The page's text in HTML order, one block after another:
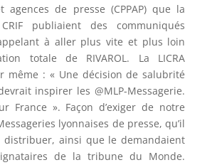
agences de presse (CPPAP) que la
publiaient des communiqués
à aller plus vite et plus loin
totale de RIVAROL. La LICRA
même : « Une décision de salubrité
inspirer les @MLP-Messagerie.
France ». Façon d’exiger de notre
lyonnaises de presse, qu’il
distribuer, ainsi que le demandaient
de la tribune du Monde.